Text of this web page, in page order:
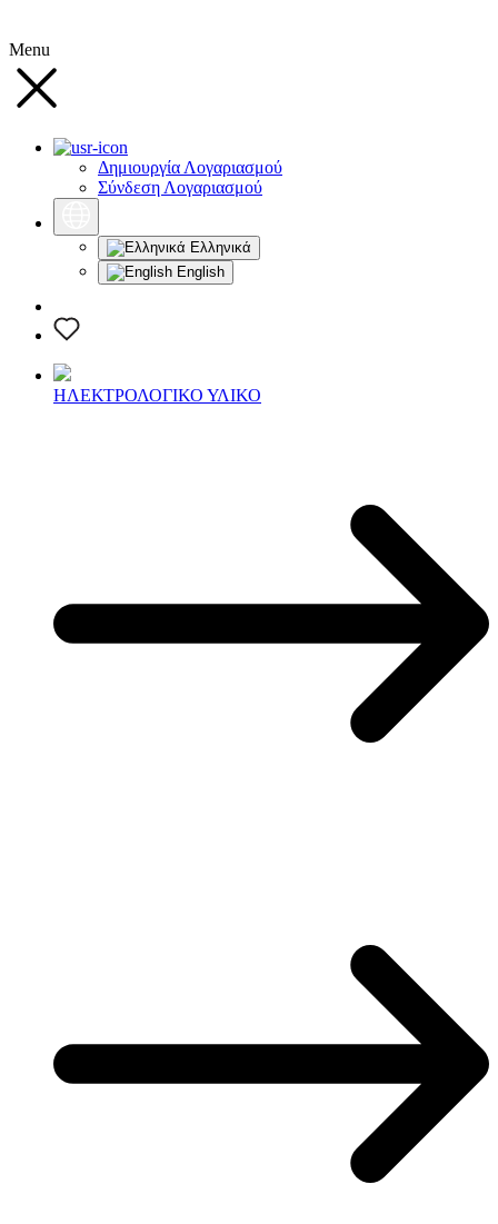
Menu
Δημιουργία Λογαριασμού
Σύνδεση Λογαριασμού
Ελληνικά
English
ΗΛΕΚΤΡΟΛΟΓΙΚΟ ΥΛΙΚΟ